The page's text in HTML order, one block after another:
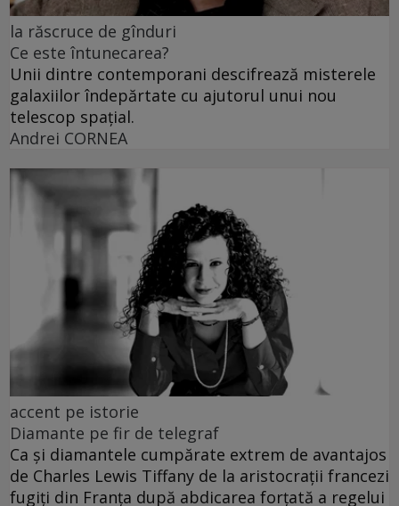
la răscruce de gînduri
Ce este întunecarea?
Unii dintre contemporani descifrează misterele
galaxiilor îndepărtate cu ajutorul unui nou
telescop spațial.
Andrei CORNEA
accent pe istorie
Diamante pe fir de telegraf
Ca și diamantele cumpărate extrem de avantajos
de Charles Lewis Tiffany de la aristocrații francezi
fugiți din Franța după abdicarea forțată a regelui